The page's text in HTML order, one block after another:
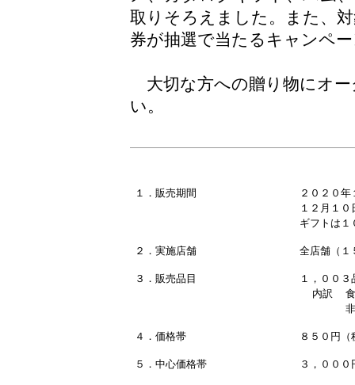
取りそろえました。また、
券が抽選で当たるキャンペ
大切な方への贈り物にオ
い。
１．販売期間
２０２０
１２月１
ギフトは１
２．実施店舗 全店舗（１
３．販売品目
１，００
内訳 食
非食品
４．価格帯 ８５０円
５．中心価格帯 ３，０００